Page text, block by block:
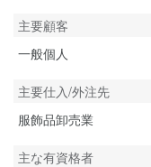
主要顧客
一般個人
主要仕入/外注先
服飾品卸売業
主な有資格者